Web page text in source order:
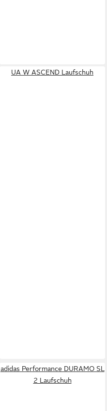
UA W ASCEND Laufschuh
adidas Performance DURAMO SL
2 Laufschuh